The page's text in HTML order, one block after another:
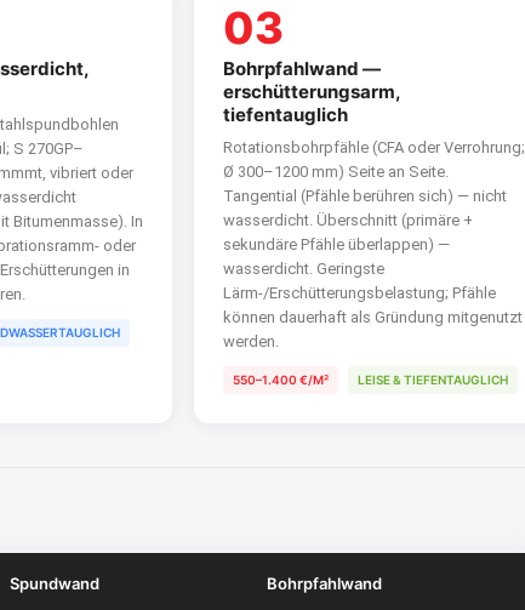
S 270GP–
vibriert oder
Bitumenmasse). In
oder
in
03
Bohrpfahlwand —
erschütterungsarm,
tiefentauglich
Rotationsbohrpfähle (CFA oder Verrohrung;
Ø 300–1200 mm) Seite an Seite.
Tangential (Pfähle berühren sich) — nicht
wasserdicht. Überschnitt (primäre +
sekundäre Pfähle überlappen) —
wasserdicht. Geringste
Lärm-/Erschütterungsbelastung; Pfähle
können dauerhaft als Gründung mitgenutzt
werden.
550–1.400 €/M² LEISE & TIEFENTAUGLICH
Spundwand Bohrpfahlwand